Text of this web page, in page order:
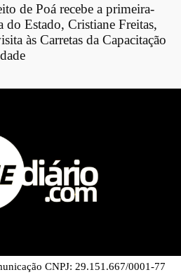
de Poá recebe a primeira-
do Estado, Cristiane Freitas,
às Carretas da Capacitação
CNPJ: 29.151.667/0001-77